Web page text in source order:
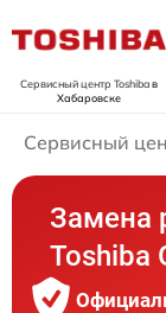
Сервисный центр Toshibaв
Хабаровске
Сервисный
Замена
Toshiba